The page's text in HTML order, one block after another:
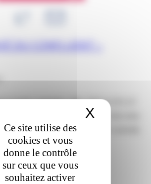
DU CONFLUENT –
on lundi, septembre 18th, 2023 at 10 h 23
. You can follow any responses to this entry
feed. Both comments and pings are currently
Ce site utilise des
cookies et vous
donne le contrôle
sur ceux que vous
souhaitez activer
X